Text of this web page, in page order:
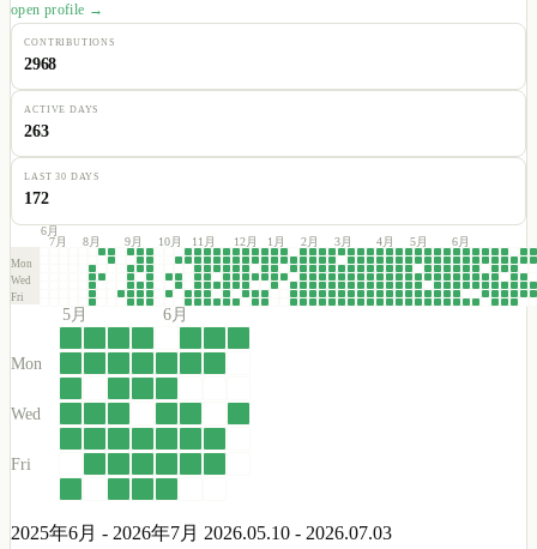
open profile →
CONTRIBUTIONS
2968
ACTIVE DAYS
263
LAST 30 DAYS
172
6月
7月
8月 9月 10月 11月 12月 1月 2月 3月 4月 5月 6月
Mon
Wed
Fri
5月 6月
Mon
Wed
Fri
2025年6月 - 2026年7月 2026.05.10 - 2026.07.03